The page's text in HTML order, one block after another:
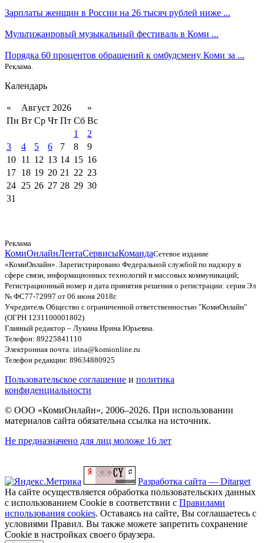
Зарплаты женщин в России на 26 тысяч рублей ниже ...
Мультижанровый музыкальный фестиваль в Коми ...
Порядка 60 процентов обращений к омбудсмену Коми за ...
Реклама.
Календарь
« Август 2026
»
Пн Вт Ср Чт Пт Сб Вс
1
2
3
4 5 6 7 8
9
10 11 12 13 14 15 16
17 18 19 20 21 22 23
24 25 26 27 28 29 30
31
Реклама
КомиОнлайнЛентаСервисыКомандаСетевое издание
«КомиОнлайн». Зарегистрировано Федеральной службой по надзору в
сфере связи, информационных технологий и массовых коммуникаций;
Регистрационный номер и дата принятия решения о регистрации: серия Эл
№ ФС77-72997 от 06 июня 2018г.
Учредитель Общество с ограниченной ответственностью "КомиОнлайн"
(ОГРН 1231100001802)
Главный редактор – Лукина Ирина Юрьевна.
Телефон: 89225841110
Электронная почта: irina@komionline.ru
Телефон редакции: 89634880925
Пользовательское соглашение и политика
конфиденциальности
© ООО «КомиОнлайн», 2006–2026. При использовании
материалов сайта обязательна ссылка на источник.
Не предназначено для лиц моложе 16 лет
Разработка сайта — Ditarget
На сайте осуществляется обработка пользовательских данных
с использованием Cookie в соответствии с Правилами
использования cookies. Оставаясь на сайте, Вы соглашаетесь с
условиями Правил. Вы также можете запретить сохранение
Cookie в настройках своего браузера.